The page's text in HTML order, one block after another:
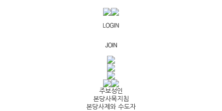
주보성인
본당사목지침
본당사제와 수도자